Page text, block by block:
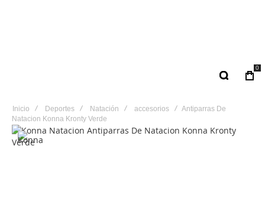
0
Inicio Deportes Natación accesorios
Antiparras De
Natacion Konna Kronty Verde